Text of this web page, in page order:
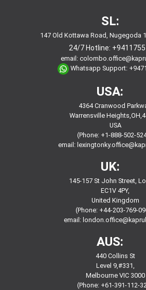
SL:
147 Old Kottawa Road, Nugegoda
24/7 Hotline:
email:
Whatsapp Support:
USA:
4364 Cranwood
Warrensville
USA
(Phone: +1-888-502-
email:
UK:
145-157 St John Street,
EC1V 4PY,
United Kingdom
(Phone: +44-203-769-
email:
AUS:
440 Collins St
Level 9,#331,
Melbourne VIC 3000
(Phone: +61-391-112-